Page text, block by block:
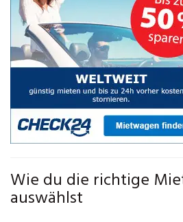
Wie du die richtige
auswählst